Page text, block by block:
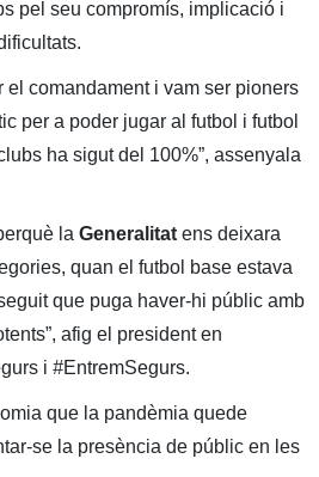
pel seu compromís, implicació i
el comandament i vam ser pioners
per a poder jugar al futbol i futbol
ha sigut del 100%”, assenyala
la Generalitatens deixara
quan el futbol base estava
que puga haver-hi públic amb
afig el president en
i #EntremSegurs.
que la pandèmia quede
se la presència de públic en les